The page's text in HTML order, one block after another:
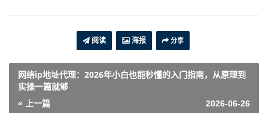
阅读 海报 分享
网络ip地址代理：2026年小白也能秒懂的入门指南，从原理到
实操一篇就够
« 上一篇 2026-06-26